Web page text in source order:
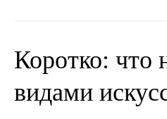
Коротко: что
видами